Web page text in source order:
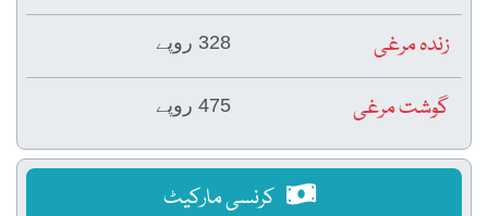
زندہ مرغی 328 روپے
گوشت مرغی 475 روپے
کرنسی مارکیٹ